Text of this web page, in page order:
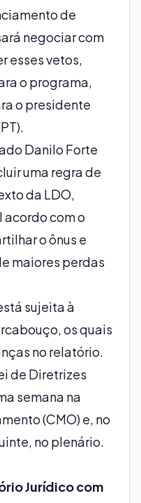
de
negociar com
esses vetos,
o programa,
o presidente
Danilo Forte
uma regra de
da LDO,
acordo com o
o ônus e
maiores perdas
sujeita à
os quais
no relatório.
de Diretrizes
semana na
(CMO) e, no
no plenário.
Jurídico com